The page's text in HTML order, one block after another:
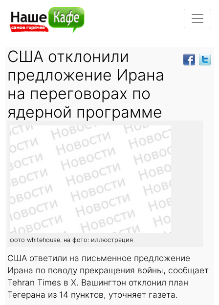
США отклонили
предложение Ирана
на переговорах по
ядерной программе
фото whitehouse. на фото: иллюстрация
США ответили на письменное предложение
Ирана по поводу прекращения войны, сообщает
Tehran Times в X. Вашингтон отклонил план
Тегерана из 14 пунктов, уточняет газета.